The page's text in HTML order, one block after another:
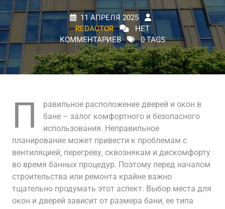
11 АПРЕЛЯ 2025
REDACTOR
НЕТ
КОММЕНТАРИЕВ
0 TAGS
П
равильное расположение дверей и окон в
бане – залог комфортного и безопасного
использования. Неправильное
планирование может привести к проблемам с
вентиляцией‚ перегреву‚ сквознякам и дискомфорту
во время банных процедур. Поэтому перед началом
строительства или ремонта крайне важно
тщательно продумать этот аспект. Выбор места для
окон и дверей зависит от размера бани‚ ее типа